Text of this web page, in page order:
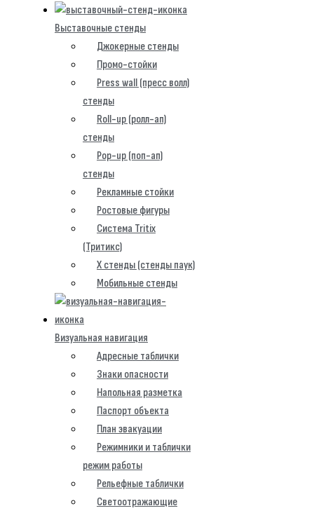
Выставочные стенды
Джокерные стенды
Промо-стойки
Press wall (пресс волл)
стенды
Roll-up (ролл-ап)
стенды
Pop-up (поп-ап)
стенды
Рекламные стойки
Ростовые фигуры
Система Tritix
(Тритикс)
X стенды (стенды паук)
Мобильные стенды
Визуальная навигация
Адресные таблички
Знаки опасности
Напольная разметка
Паспорт объекта
План эвакуации
Режимники и таблички
режим работы
Рельефные таблички
Светоотражающие